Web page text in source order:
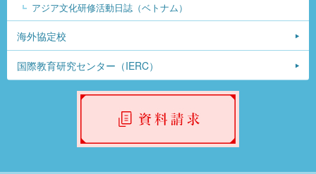
アジア文化研修活動日誌（ベトナム）
海外協定校
国際教育研究センター（IERC）